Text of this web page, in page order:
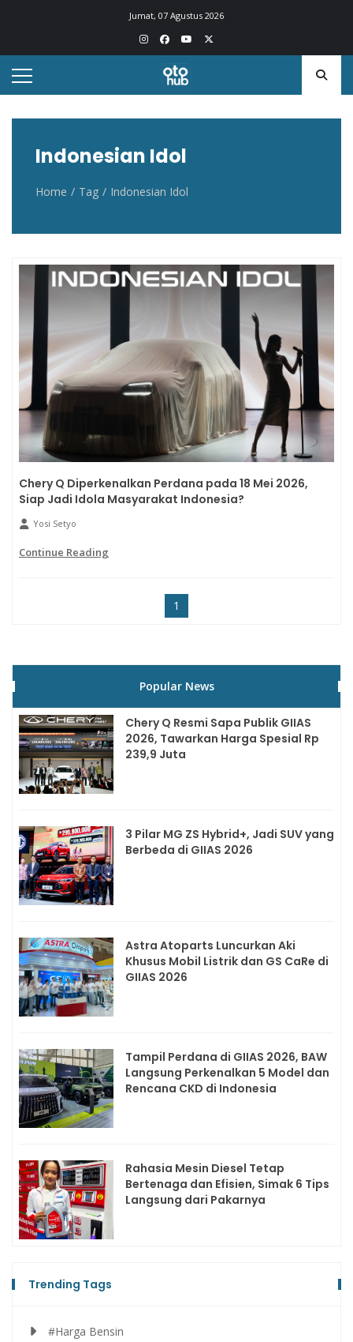
Jumat, 07 Agustus 2026
Otohub.co
Portal berita otomotif Indonesia terkini
Indonesian Idol
Home Tag Indonesian Idol
Chery Q Diperkenalkan Perdana pada 18 Mei 2026,
Siap Jadi Idola Masyarakat Indonesia?
Yosi Setyo
Continue Reading
1
Popular News
Chery Q Resmi Sapa Publik GIIAS
2026, Tawarkan Harga Spesial Rp
239,9 Juta
3 Pilar MG ZS Hybrid+, Jadi SUV yang
Berbeda di GIIAS 2026
Astra Atoparts Luncurkan Aki
Khusus Mobil Listrik dan GS CaRe di
GIIAS 2026
Tampil Perdana di GIIAS 2026, BAW
Langsung Perkenalkan 5 Model dan
Rencana CKD di Indonesia
Rahasia Mesin Diesel Tetap
Bertenaga dan Efisien, Simak 6 Tips
Langsung dari Pakarnya
Trending Tags
#Harga Bensin